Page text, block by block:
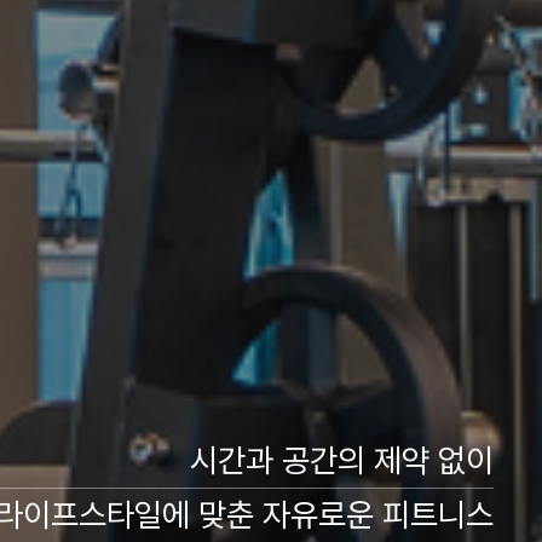
시간과 공간의 제약 없이
이프스타일에 맞춘 자유로운 피트니스